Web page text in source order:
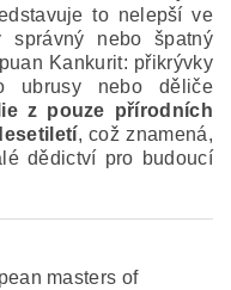
to nelepší ve
správný nebo špatný
Kankurit: přikrývky
ubrusy nebo děliče
z pouze přírodních
, což znamená,
dědictví pro budoucí
masters of